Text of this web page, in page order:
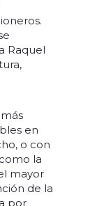
Raquel
en
o con
la
mayor
de la
por